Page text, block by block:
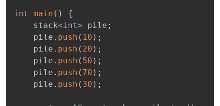
int main ( )
{
    stack
<int> pile ;
    pile
. push ( 10 ) ;
    pile
. push ( 20 ) ;
    pile
. push ( 50 ) ;
    pile
. push ( 70 ) ;
    pile
. push ( 30 ) ;